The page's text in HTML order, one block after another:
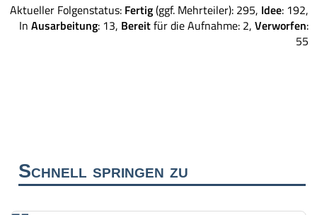
Aktueller Folgenstatus: Fertig(ggf. Mehrteiler): 295, Idee: 192,
In Ausarbeitung: 13, Bereitfür die Aufnahme: 2, Verworfen:
55
Schnell springen zu